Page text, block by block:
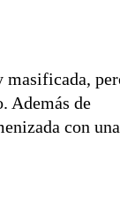
masificada,
Además de
con